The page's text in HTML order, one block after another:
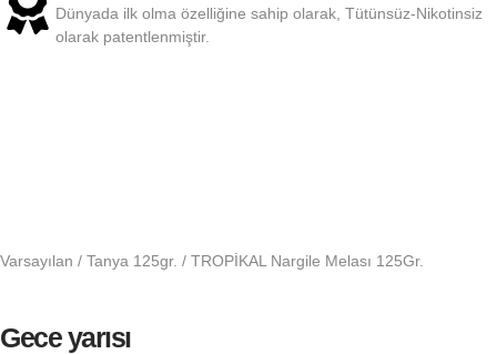
Dünyada ilk olma özelliğine sahip olarak, Tütünsüz-Nikotinsiz
olarak patentlenmiştir.
Varsayılan / Tanya 125gr. / TROPİKAL Nargile Melası 125Gr.
Gece yarısı